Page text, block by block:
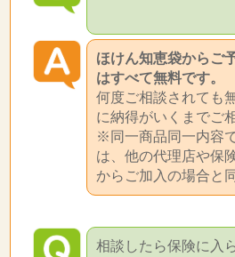
ほけん知恵袋からご
はすべて無料です。
何度ご相談されても
に納得がいくまでご
※同一商品同一内容
は、他の代理店や保
からご加入の場合と
相談したら保険に入